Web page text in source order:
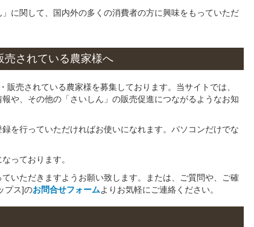
に関して、国内外の多くの消費者の方に興味をもっていただ
売されている 農家様へ
売されている農家様を募集しております。当サイトでは、
や、その他の「さいしん」の販売促進につながるようなお知
を行っていただければお使いになれます。パソコンだけでな
っております。
いただきますようお願い致します。または、ご質問や、ご確
プス]のお問合せフォームよりお気軽にご連絡ください。